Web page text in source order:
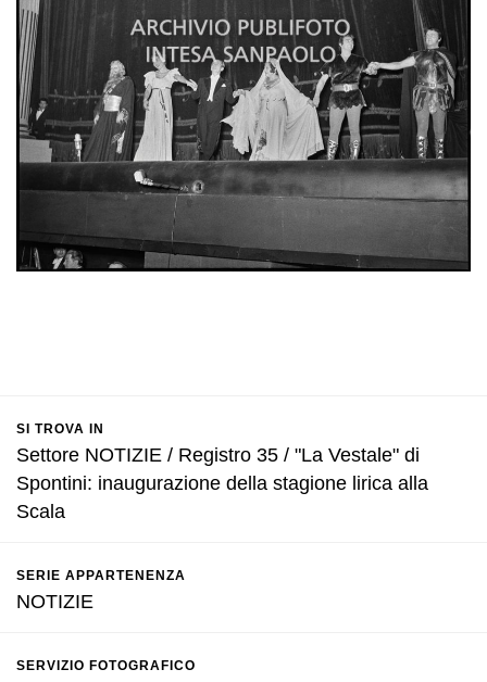
SI TROVA IN
Settore NOTIZIE / Registro 35 / "La Vestale" di
Spontini: inaugurazione della stagione lirica alla
Scala
SERIE APPARTENENZA
NOTIZIE
SERVIZIO FOTOGRAFICO